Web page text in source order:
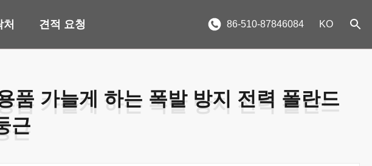
처 견적 요청 86-510-87846084 KO
품 가늘게 하는 폭발 방지 전력 폴란드
근
품 가늘게 하는 폭발 방지 전력 폴란드
근